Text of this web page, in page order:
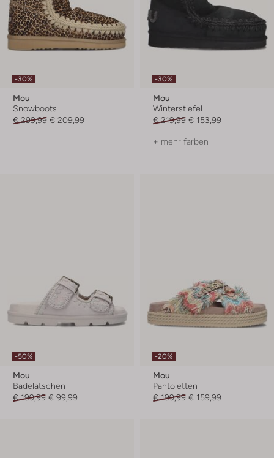
-30%
Mou
Snowboots
€ 299,99 € 209,99
-30%
Mou
Winterstiefel
€ 219,99 € 153,99
+ mehr farben
-50%
Mou
Badelatschen
€ 199,99 € 99,99
-20%
Mou
Pantoletten
€ 199,99 € 159,99